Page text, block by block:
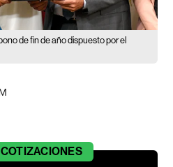
de fin de año dispuesto por el
COTIZACIONES